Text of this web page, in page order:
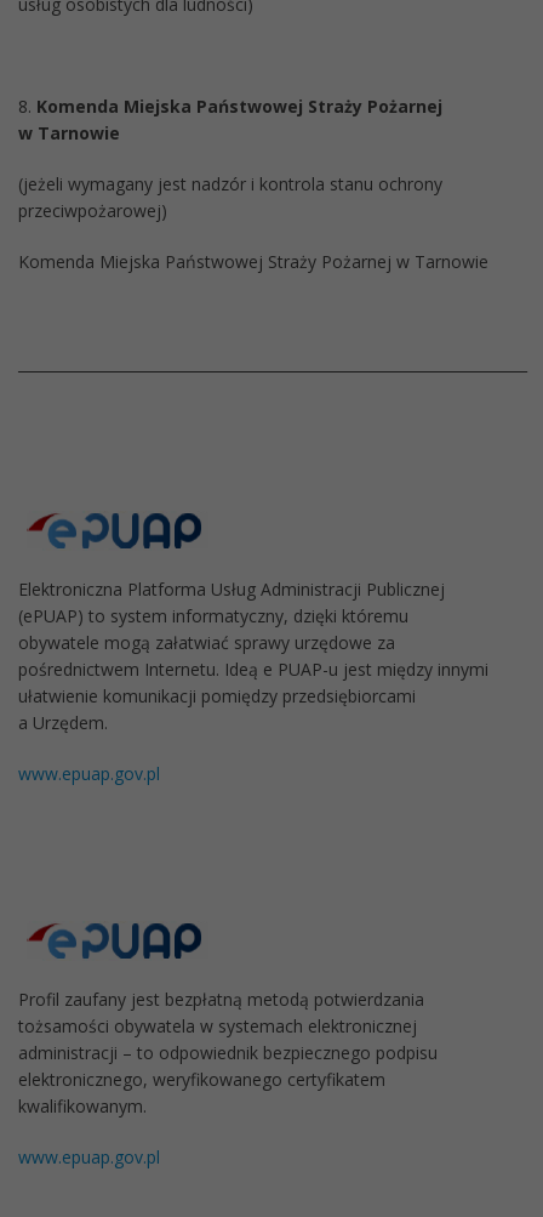
8. Komenda Miejska Państwowej Straży Pożarnej
w Tarnowie
(jeżeli wymagany jest nadzór i kontrola stanu ochrony
przeciwpożarowej)
Komenda Miejska Państwowej Straży Pożarnej w Tarnowie
Elektroniczna Platforma Usług Administracji Publicznej
(ePUAP) to system informatyczny, dzięki któremu
obywatele mogą załatwiać sprawy urzędowe za
pośrednictwem Internetu. Ideą e PUAP-u jest między innymi
ułatwienie komunikacji pomiędzy przedsiębiorcami
a Urzędem.
www.epuap.gov.pl
Profil zaufany jest bezpłatną metodą potwierdzania
tożsamości obywatela w systemach elektronicznej
administracji – to odpowiednik bezpiecznego podpisu
elektronicznego, weryfikowanego certyfikatem
kwalifikowanym.
www.epuap.gov.pl